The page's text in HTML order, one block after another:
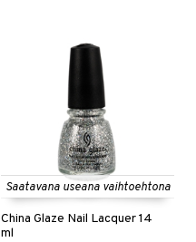
Saatavana useana vaihtoehtona
China Glaze Nail Lacquer 14
ml